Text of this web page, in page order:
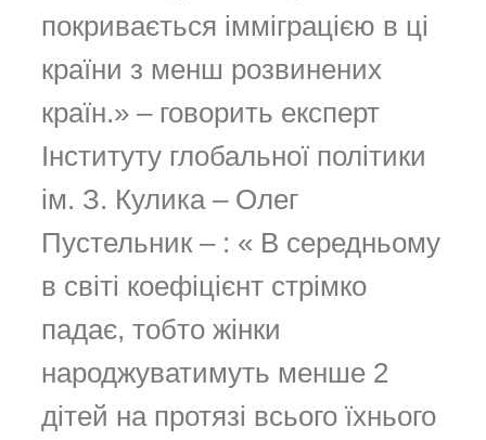
покривається імміграцією в ці
країни з менш розвинених
країн.» – говорить експерт
Інституту глобальної політики
ім. З. Кулика – Олег
Пустельник – : « В середньому
в світі коефіцієнт стрімко
падає, тобто жінки
народжуватимуть менше 2
дітей на протязі всього їхнього